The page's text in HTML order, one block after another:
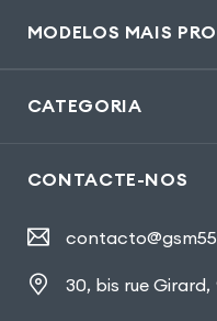
MODELOS MAIS
CATEGORIA
CONTACTE-NOS
30, bis rue Girard,